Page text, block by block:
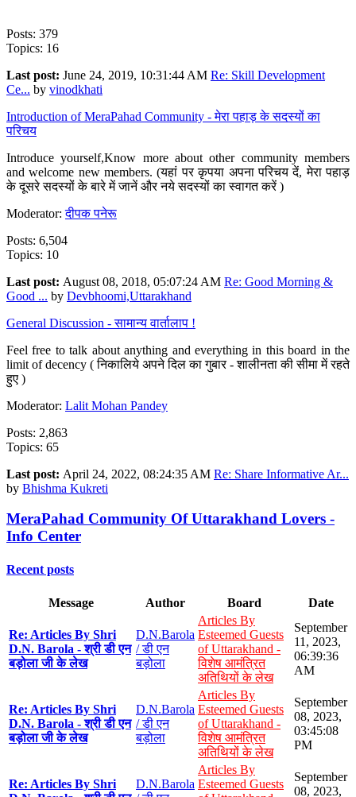
Posts: 379
Topics: 16
Last post: June 24, 2019, 10:31:44 AM Re: Skill Development
Ce... by vinodkhati
Introduction of MeraPahad Community - मेरा पहाड़ के सदस्यों का
परिचय
Introduce yourself,Know more about other community members
and welcome new members. (यहां पर कृपया अपना परिचय दें, मेरा पहाड़
के दूसरे सदस्यों के बारे में जानें और नये सदस्यों का स्वागत करें )
Moderator:दीपक पनेरू
Posts: 6,504
Topics: 10
Last post: August 08, 2018, 05:07:24 AM Re: Good Morning &
Good ... by Devbhoomi,Uttarakhand
General Discussion - सामान्य वार्तालाप !
Feel free to talk about anything and everything in this board in the
limit of decency ( निकालिये अपने दिल का गुबार - शालीनता की सीमा में रहते
हुए )
Moderator: Lalit Mohan Pandey
Posts: 2,863
Topics: 65
Last post: April 24, 2022, 08:24:35 AM Re: Share Informative Ar...
by Bhishma Kukreti
MeraPahad Community Of Uttarakhand Lovers -
Info Center
Recent posts
Message Author Board Date
Re: Articles By Shri
D.N. Barola - श्री डी एन
बड़ोला जी के लेख
D.N.Barola
/ डी एन
बड़ोला
Articles By
Esteemed Guests
of Uttarakhand -
विशेष आमंत्रित
अतिथियों के लेख
September
11, 2023,
06:39:36
AM
Re: Articles By Shri
D.N. Barola - श्री डी एन
बड़ोला जी के लेख
D.N.Barola
/ डी एन
बड़ोला
Articles By
Esteemed Guests
of Uttarakhand -
विशेष आमंत्रित
अतिथियों के लेख
September
08, 2023,
03:45:08
PM
Re: Articles By Shri
D.N.Barola
Articles By
Esteemed Guests
September
08, 2023,